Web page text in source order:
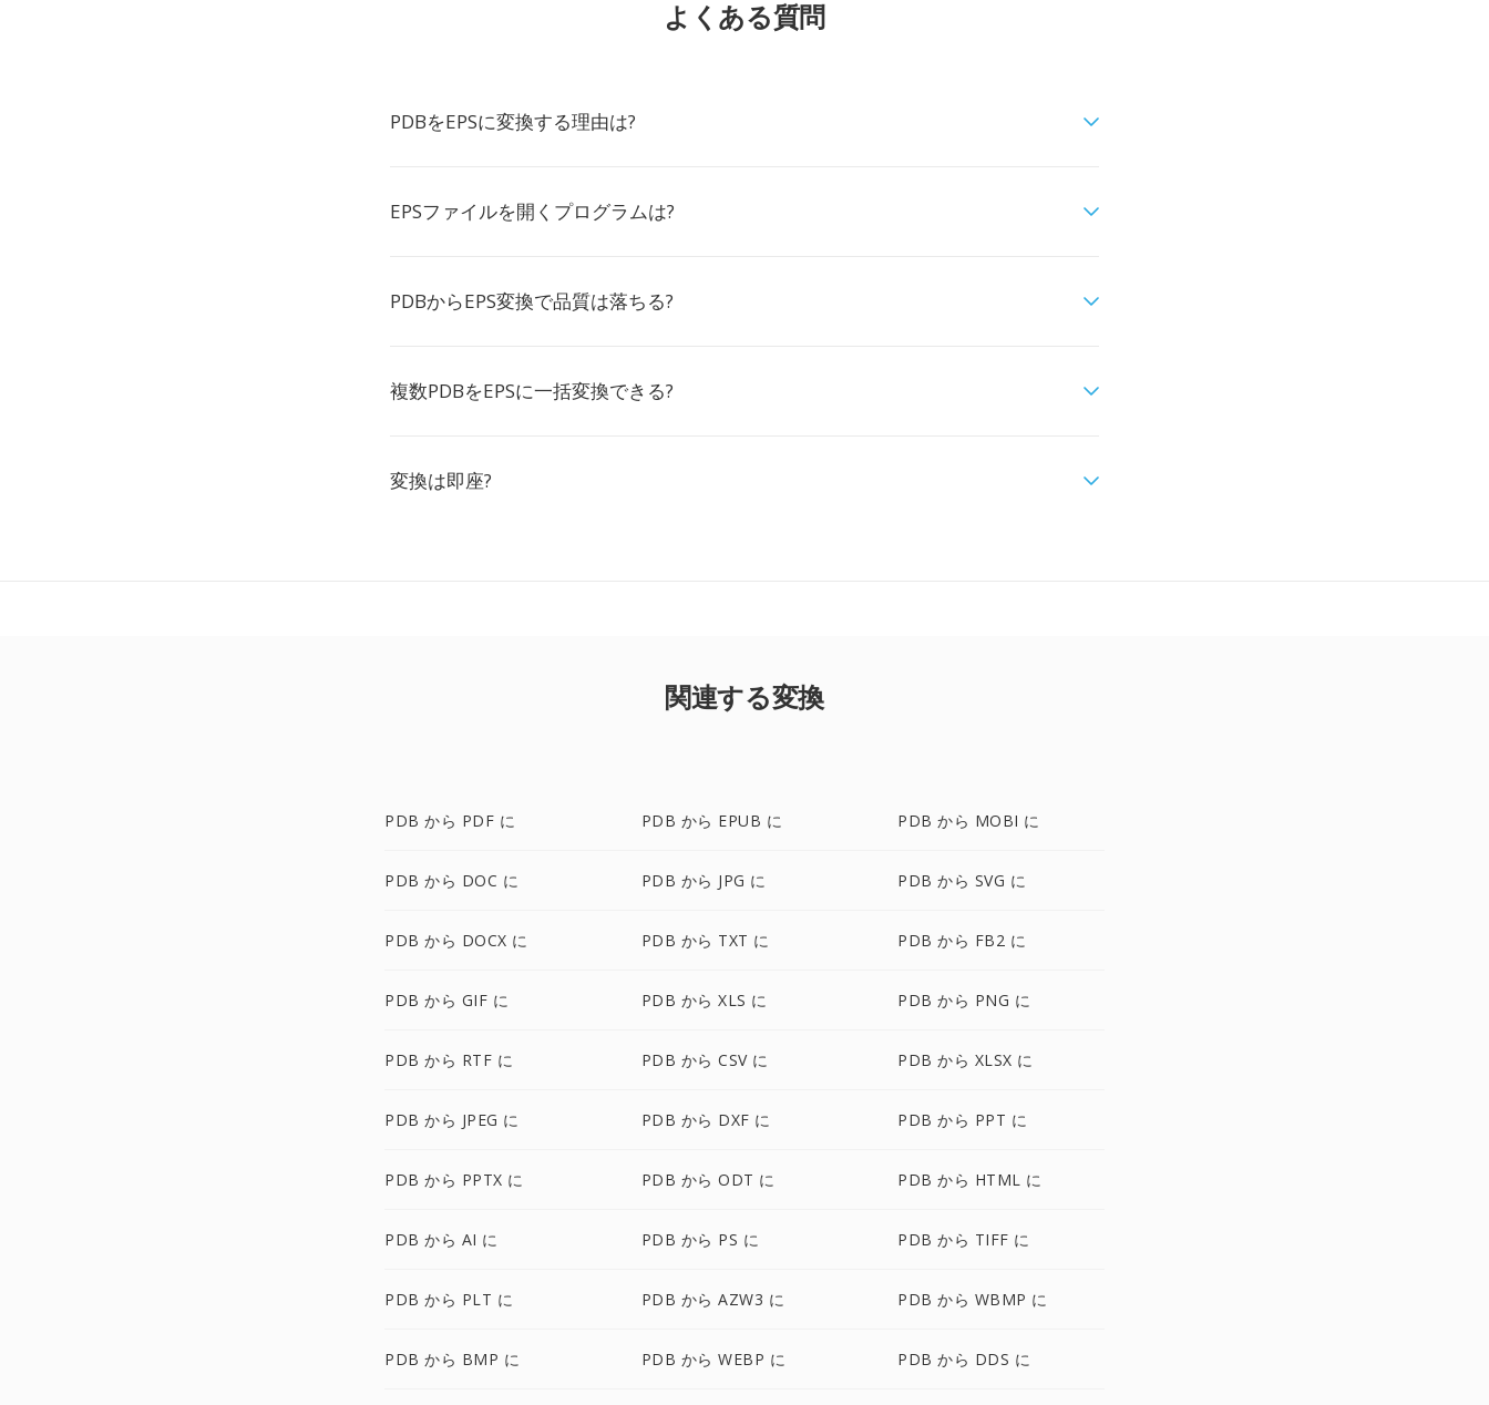
よくある質問
PDBをEPSに変換する理由は?
EPSファイルを開くプログラムは?
PDBからEPS変換で品質は落ちる?
複数PDBをEPSに一括変換できる?
変換は即座?
関連する変換
PDB から PDF に PDB から EPUB に PDB から MOBI に
PDB から DOC に PDB から JPG に PDB から SVG に
PDB から DOCX に PDB から TXT に PDB から FB2 に
PDB から GIF に PDB から XLS に PDB から PNG に
PDB から RTF に PDB から CSV に PDB から XLSX に
PDB から JPEG に PDB から DXF に PDB から PPT に
PDB から PPTX に PDB から ODT に PDB から HTML に
PDB から AI に PDB から PS に PDB から TIFF に
PDB から PLT に PDB から AZW3 に PDB から WBMP に
PDB から BMP に PDB から WEBP に PDB から DDS に